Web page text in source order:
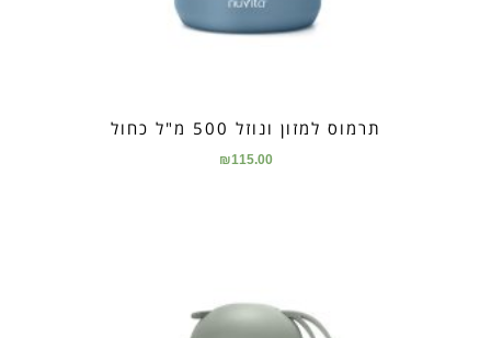
תרמוס למזון ונוזל 500 מ"ל כחול
₪115.00